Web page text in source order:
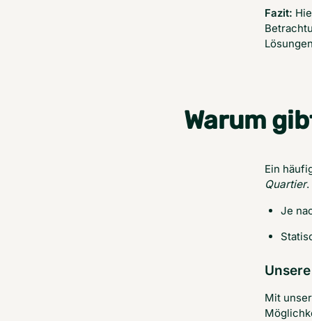
Fazit:
Warum
Ein
Quartier.
Je
Mit